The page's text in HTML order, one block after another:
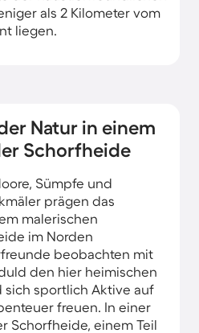
als 2 Kilometer vom
liegen.
Natur in einem
Schorfheide
Sümpfe und
prägen das
malerischen
im Norden
beobachten mit
den hier heimischen
sich sportlich Aktive auf
freuen. In einer
Schorfheide, einem Teil